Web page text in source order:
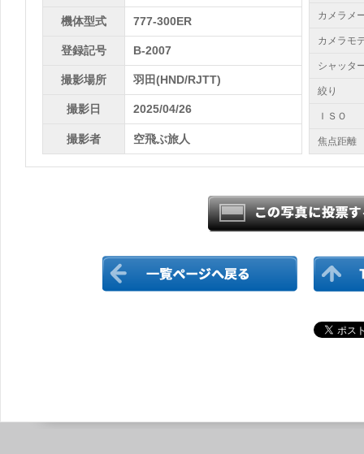
機体型式 777-300ER
登録記号 B-2007
撮影場所 羽田(HND/RJTT)
撮影日 2025/04/26
撮影者 空飛ぶ旅人
カメラメ
カメラモ
シャッタ
絞り
ＩＳＯ
焦点距離